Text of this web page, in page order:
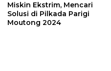
Miskin Ekstrim, Mencari
Solusi di Pilkada Parigi
Moutong 2024